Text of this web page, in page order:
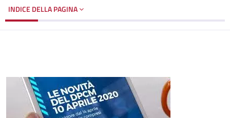
INDICE DELLA PAGINA